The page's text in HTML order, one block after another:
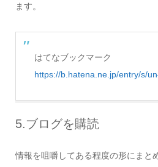
ます。
はてなブックマーク
https://b.hatena.ne.jp/entry/s/
5.ブログを購読
情報を咀嚼してある程度の形にまと